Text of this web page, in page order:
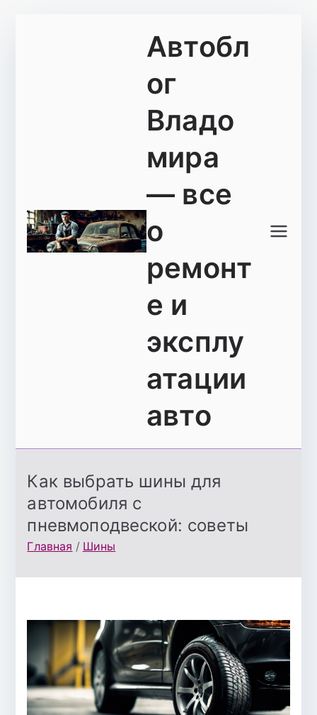
Автобл
ог
Владо
мира
— все
о
ремонт
е и
эксплу
атации
авто
Как выбрать шины для
автомобиля с
пневмоподвеской: советы
Главная Шины